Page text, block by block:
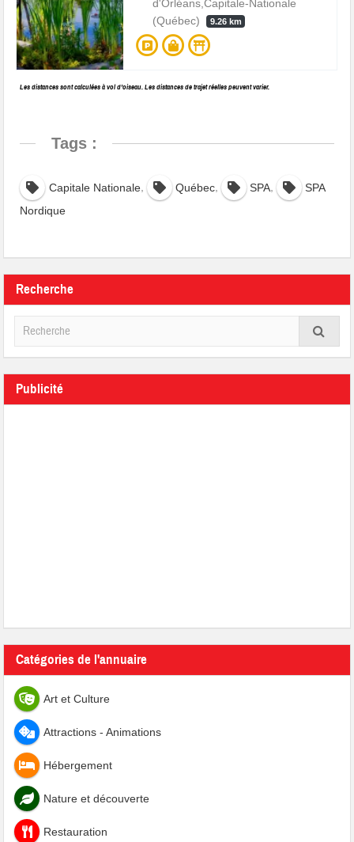
d'Orléans,Capitale-Nationale
(Québec)
9.26 km
Les distances sont calculées à vol d’oiseau. Les distances de trajet réelles peuvent varier.
Tags :
Capitale Nationale, Québec, SPA
SPA
Nordique
Recherche
Publicité
Catégories de l'annuaire
Art et Culture
Attractions - Animations
Hébergement
Nature et découverte
Restauration